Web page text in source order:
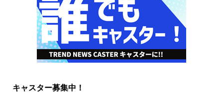
キャスター募集中！